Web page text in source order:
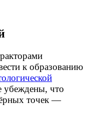
к образованию
убеждены, что
точек —